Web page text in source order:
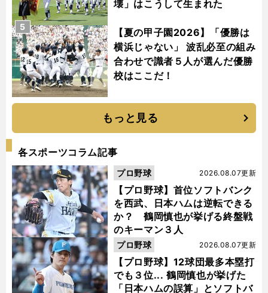
壊」はこうして生まれた
【夏の甲子園2026】「優勝は
横浜じゃない」 波乱必至の組み
合わせで識者５人が選んだ優勝
校はここだ！
5
もっと見る
各スポーツコラム記事
【プロ野球】首位ソフトバンク
を西武、日本ハムは逆転できる
か？ 鶴岡慎也が挙げる終盤戦
のキーマン３人
2026.08.07更新
プロ野球
【プロ野球】12球団最多本塁打
でも３位... 鶴岡慎也が挙げた
「日本ハムの誤算」とソフトバ
2026.08.07更新
プロ野球